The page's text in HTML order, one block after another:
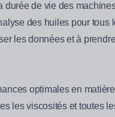
durée de vie des
des huiles pour
les données et à
optimales en
les viscosités et toutes